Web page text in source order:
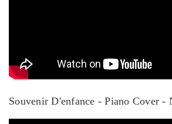
Souvenir D'enfance - Piano Cover -